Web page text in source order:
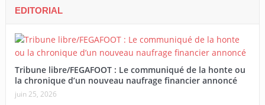
EDITORIAL
Tribune libre/FEGAFOOT : Le communiqué de la honte ou
la chronique d’un nouveau naufrage financier annoncé
juin 25, 2026